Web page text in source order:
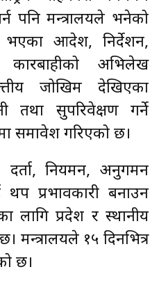
पनि मन्त्रालयले भनेको
आदेश, निर्देशन,
अभिलेख
जोखिम देखिएका
तथा सुपरिवेक्षण गर्ने
समावेश गरिएको छ।
दर्ता, नियमन, अनुगमन
थप प्रभावकारी बनाउन
लागि प्रदेश र स्थानीय
मन्त्रालयले १५ दिनभित्र
छ।